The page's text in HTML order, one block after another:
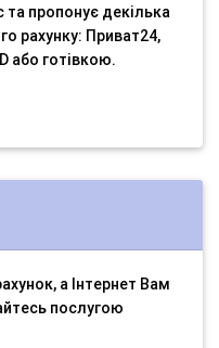
та пропонує декілька
рахунку: Приват24,
або готівкою.
а Інтернет Вам
послугою